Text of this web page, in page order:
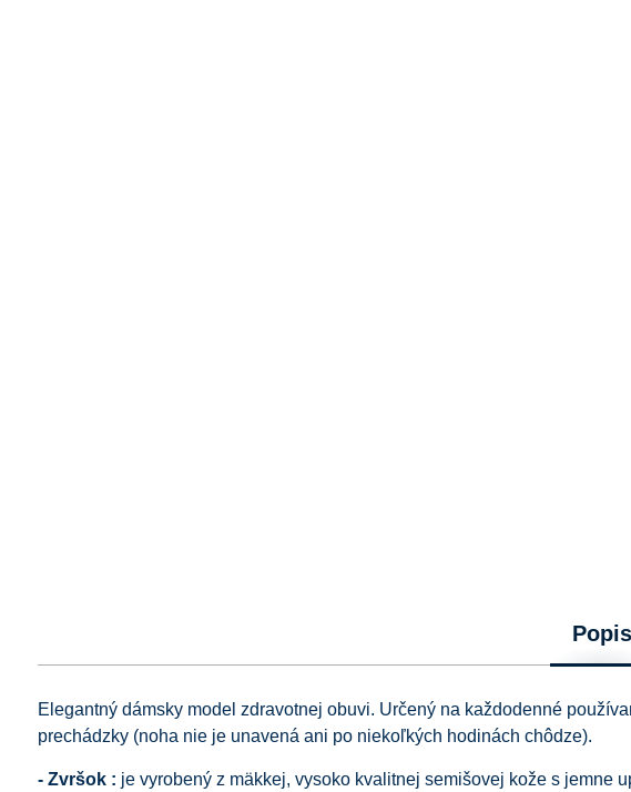
Popis
Elegantný dámsky model zdravotnej obuvi. Určený na každodenné
prechádzky (noha nie je unavená ani po niekoľkých hodinách chôdze).
- Zvršok : je vyrobený z mäkkej, vysoko kvalitnej semišovej kože s jemne